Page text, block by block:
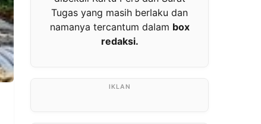
Tugas yang masih berlaku dan
namanya tercantum dalam box
redaksi.